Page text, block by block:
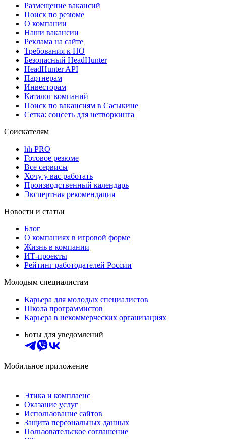
Размещение вакансий
Поиск по резюме
О компании
Наши вакансии
Реклама на сайте
Требования к ПО
Безопасный HeadHunter
HeadHunter API
Партнерам
Инвесторам
Каталог компаний
Поиск по вакансиям в Сасыкине
Сетка: соцсеть для нетворкинга
Соискателям
hh PRO
Готовое резюме
Все сервисы
Хочу у вас работать
Производственный календарь
Экспертная рекомендация
Новости и статьи
Блог
О компаниях в игровой форме
Жизнь в компании
ИТ-проекты
Рейтинг работодателей России
Молодым специалистам
Карьера для молодых специалистов
Школа программистов
Карьера в некоммерческих организациях
Боты для уведомлений
Мобильное приложение
Этика и комплаенс
Оказание услуг
Использование сайтов
Защита персональных данных
Пользовательское соглашение